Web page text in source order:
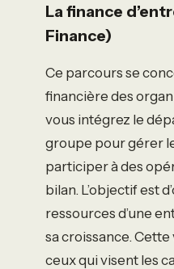
La finance
Finance)
Ce parcours se
financière des
vous intégrez le
groupe pour gérer
participer à des
bilan. L’objectif est
ressources d’une
sa croissance.
ceux qui visent les